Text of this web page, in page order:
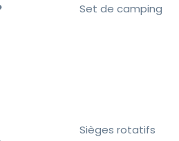
Set de camping
Sièges rotatifs